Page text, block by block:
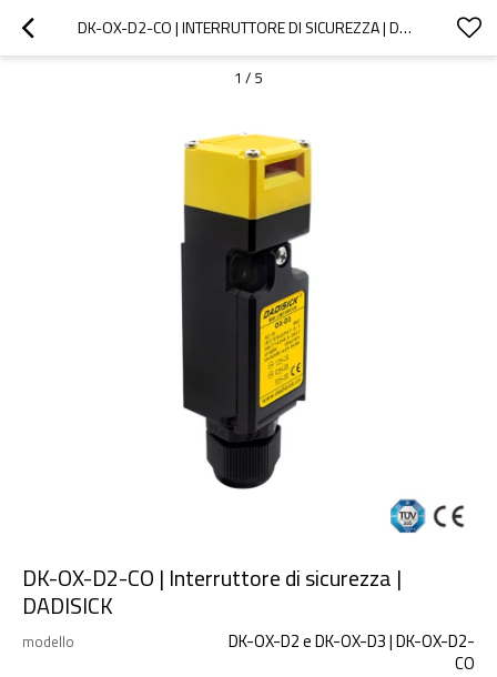
DK-OX-D2-CO | INTERRUTTORE DI SICUREZZA | DADISICK
1 / 5
DK-OX-D2-CO | Interruttore di sicurezza |
DADISICK
modello
DK-OX-D2 e DK-OX-D3 | DK-OX-D2-
CO